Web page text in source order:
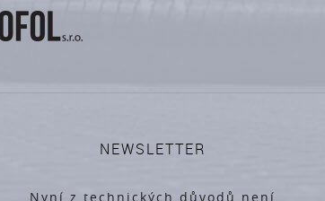
NEWSLETTER
Nyní z technických důvodů není